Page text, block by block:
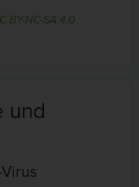
BY-NC-SA 4.0
und